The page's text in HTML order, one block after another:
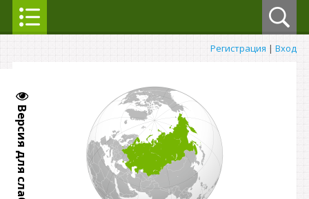
Регистрация | Вход